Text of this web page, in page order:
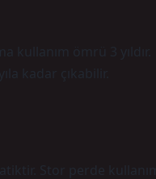
ömrü 3 yıldır.
kadar çıkabilir.
Stor perde kullanımı